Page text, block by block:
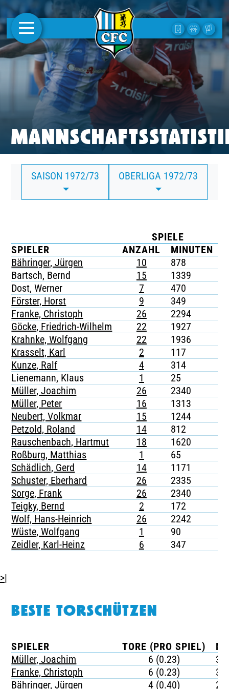
AKTUELLES
1. MANNSCHAFT
FRAUEN
CAMPUS
CLUB
CLUBMITGLIEDSCHAFT
BUSINESS
TICKETING
SAISON 1972/73 OBERLIGA 1972/73
SPIELE
SPIELER
ANZAHL MINUTEN
Bähringer, Jürgen
10 878
Bartsch, Bernd
15 1339
Dost, Werner
7 470
Förster, Horst
9 349
Franke, Christoph
26 2294
Göcke, Friedrich-Wilhelm
22 1927
Krahnke, Wolfgang
22 1936
Krasselt, Karl
2 117
Kunze, Ralf
4 314
Lienemann, Klaus
1 25
Müller, Joachim
26 2340
Müller, Peter
16 1313
Neubert, Volkmar
15 1244
Petzold, Roland
14 812
Rauschenbach, Hartmut
18 1620
Roßburg, Matthias
1 65
Schädlich, Gerd
14 1171
Schuster, Eberhard
26 2335
Sorge, Frank
26 2340
Teigky, Bernd
2 172
Wolf, Hans-Heinrich
26 2242
Wüste, Wolfgang
1 90
Zeidler, Karl-Heinz
6 347
>|
BESTE TORSCHÜTZEN
SPIELER TORE (PRO SPIEL)
Müller, Joachim
6 (0.23)
Franke, Christoph
6 (0.23)
Bähringer, Jürgen
4 (0.40)